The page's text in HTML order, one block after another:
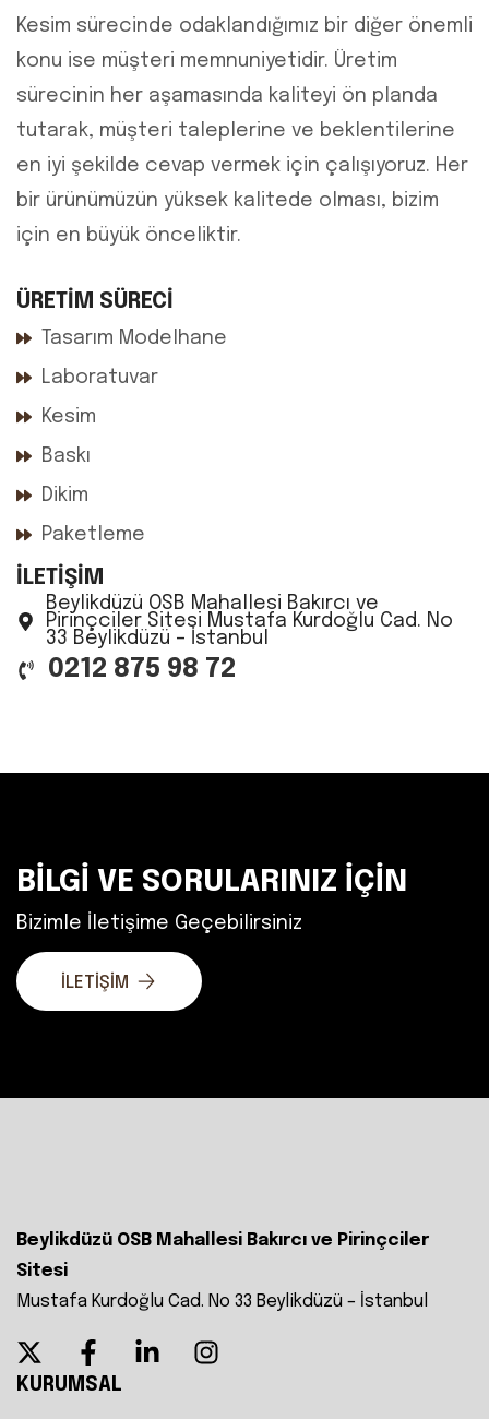
Kesim sürecinde odaklandığımız bir diğer önemli
konu ise müşteri memnuniyetidir. Üretim
sürecinin her aşamasında kaliteyi ön planda
tutarak, müşteri taleplerine ve beklentilerine
en iyi şekilde cevap vermek için çalışıyoruz. Her
bir ürünümüzün yüksek kalitede olması, bizim
için en büyük önceliktir.
ÜRETİM SÜRECİ
Tasarım Modelhane
Laboratuvar
Kesim
Baskı
Dikim
Paketleme
İLETİŞİM
Beylikdüzü OSB Mahallesi Bakırcı ve
Pirinçciler Sitesi Mustafa Kurdoğlu Cad. No
33 Beylikdüzü – İstanbul
0212 875 98 72
BİLGİ VE SORULARINIZ İÇİN
Bizimle İletişime Geçebilirsiniz
İLETİŞİM
Beylikdüzü OSB Mahallesi Bakırcı ve Pirinçciler
Sitesi
Mustafa Kurdoğlu Cad. No 33 Beylikdüzü – İstanbul
KURUMSAL